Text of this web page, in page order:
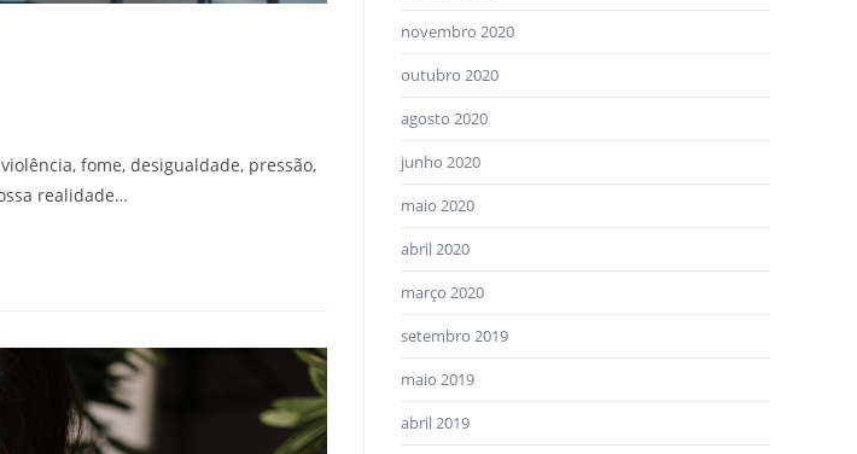
fome, desigualdade, pressão,
realidade…
novembro 2020
outubro 2020
agosto 2020
junho 2020
maio 2020
abril 2020
março 2020
setembro 2019
maio 2019
abril 2019